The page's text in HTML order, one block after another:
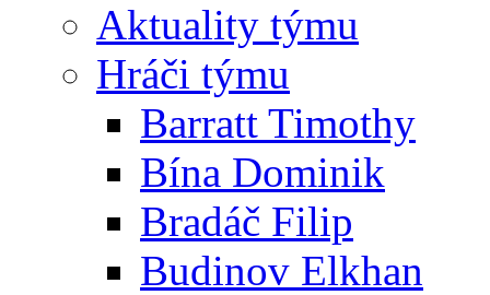
Aktuality týmu
Hráči týmu
Barratt Timothy
Bína Dominik
Bradáč Filip
Budinov Elkhan